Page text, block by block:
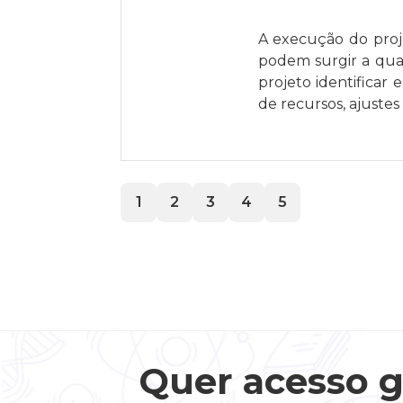
A execução do
podem surgir a
projeto identificar
de recursos,
1 2 3 4 5
Quer acesso